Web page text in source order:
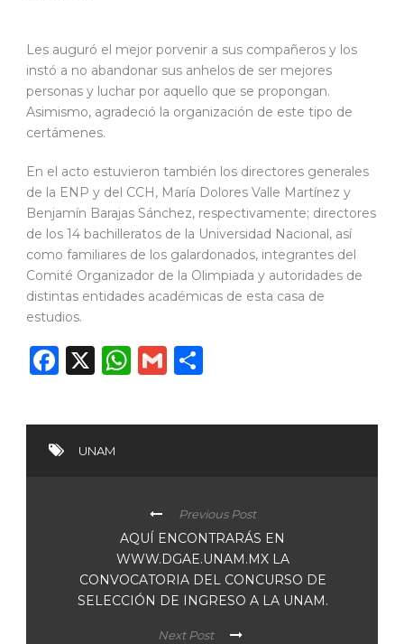
Les auguró el mejor porvenir a sus compañeros y los
instó a no abandonar sus anhelos de ser mejores
personas y luchar por aquello que se propongan.
Asimismo, agradeció la organización de este tipo de
certámenes.
En el acto estuvieron también los directores generales
de la ENP y del CCH, María Dolores Valle Martínez y
Benjamín Barajas Sánchez, respectivamente; directores
de los 14 bachilleratos de la Universidad Nacional, así
como familiares de los galardonados, integrantes del
Comité Organizador de la Olimpiada y autoridades de
distintas entidades académicas de esta casa de
estudios.
Facebook
X WhatsApp
Gmail
UNAM
Previous Post
AQUÍ ENCONTRARÁS EN
WWW.DGAE.UNAM.MX LA
CONVOCATORIA DEL CONCURSO DE
SELECCIÓN DE INGRESO A LA UNAM.
Next Post